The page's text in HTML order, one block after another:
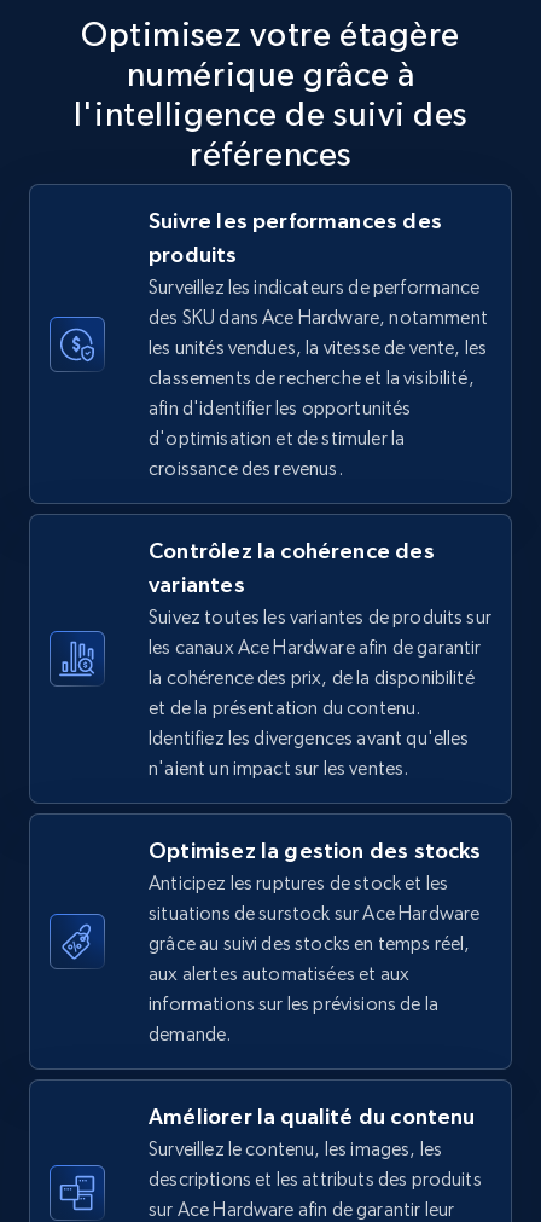
TikTok Shop
URL, Title, Available, Description, Currency, Initial
price, Final price, Discount percent, and more.
668+ Commencer
TikTok Shop - category
URL, Title, Available, Description, Currency, Initial
price, Final price, Discount percent, and more.
668+ Commencer
TikTok Shop - Collect TikTok shop products
by keywords search
URL, Title, Available, Description, Currency, Initial
price, Final price, Discount percent, and more.
TikTok Shop - discover records by shop url
URL, Title, Available, Description, Currency, Initial
price, Final price, Discount percent, and more.
668+ Commencer
Amazon sellers info
Seller id, URL, Seller name, Description, Detailed
info, Stars, Feedbacks, Return policy, and more.
Optimisez votre étagère
numérique grâce à
l'intelligence de suivi des
références
Suivre les performances des
produits
Surveillez les indicateurs de performance
des SKU dans Ace Hardware, notamment
les unités vendues, la vitesse de vente, les
classements de recherche et la visibilité,
afin d'identifier les opportunités
d'optimisation et de stimuler la
croissance des revenus.
Contrôlez la cohérence des
variantes
Suivez toutes les variantes de produits sur
les canaux Ace Hardware afin de garantir
la cohérence des prix, de la disponibilité
et de la présentation du contenu.
Identifiez les divergences avant qu'elles
n'aient un impact sur les ventes.
Optimisez la gestion des stocks
Anticipez les ruptures de stock et les
situations de surstock sur Ace Hardware
grâce au suivi des stocks en temps réel,
aux alertes automatisées et aux
informations sur les prévisions de la
demande.
Améliorer la qualité du contenu
Surveillez le contenu, les images, les
descriptions et les attributs des produits
sur Ace Hardware afin de garantir leur